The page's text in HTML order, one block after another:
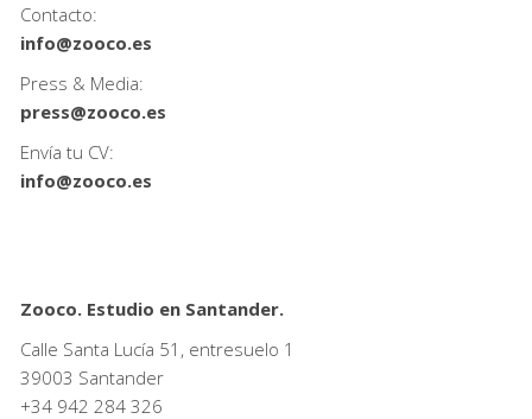
Contacto:
info@zooco.es
Press & Media:
press@zooco.es
Envía tu CV:
info@zooco.es
Zooco. Estudio en Santander.
Calle Santa Lucía 51, entresuelo 1
39003 Santander
+34 942 284 326